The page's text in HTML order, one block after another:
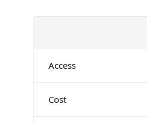
Access
Cost